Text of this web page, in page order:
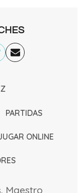
PARTIDAS
ONLINE
Maestro